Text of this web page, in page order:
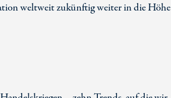
weltweit zukünftig weiter in die Höhe